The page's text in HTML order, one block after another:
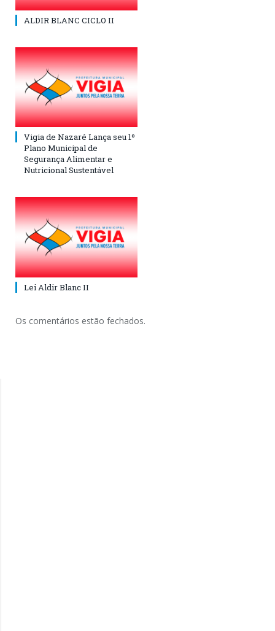
ALDIR BLANC CICLO II
Vigia de Nazaré Lança seu 1º
Plano Municipal de
Segurança Alimentar e
Nutricional Sustentável
Lei Aldir Blanc II
Os comentários estão fechados.